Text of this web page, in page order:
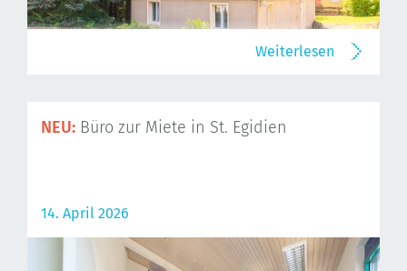
Weiterlesen
NEU: Büro zur Miete in St. Egidien
14. April 2026